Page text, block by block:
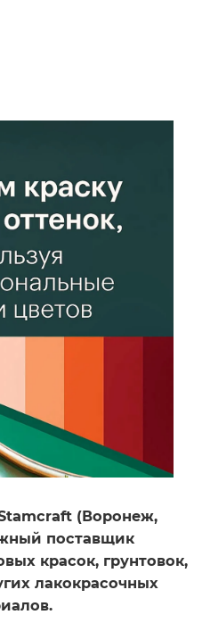
(Воронеж,
поставщик
красок, грунтовок,
лакокрасочных